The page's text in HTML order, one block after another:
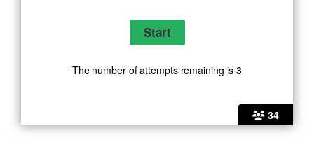
34
The number of attempts remaining is 3